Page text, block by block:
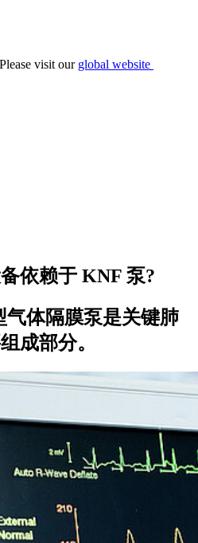
visit our global website
依赖于 KNF 泵?
体隔膜泵是关键肺
成部分。